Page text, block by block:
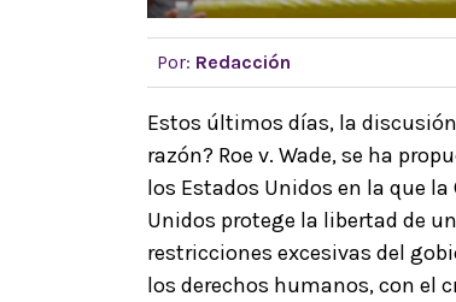
Por: Redacción
Estos últimos días, la
razón? Roe v. Wade, se ha
los Estados Unidos en la que
Unidos protege la libertad de
restricciones excesivas del
los derechos humanos, con el